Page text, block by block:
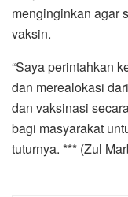
menginginkan agar
vaksin.
“Saya perintahkan
dan merealokasi
dan vaksinasi
bagi masyarakat
tuturnya. *** (Zul